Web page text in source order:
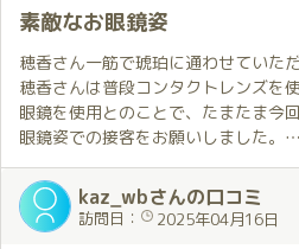
るとはまさにこのこと。
でも、反応が不審だったのか、ほの
かった？」と聞かれてしまう始末。
すいません😣ただ見惚れてただけで
その後お部屋に入って、抱擁・・・
前にも書きましたが、本当にこの瞬
再確認！
日々のモヤモヤした感じがスッと消
スですね🌴
素敵なお眼鏡姿
穂香さん一筋で琥珀に通わせていた
穂香さんは普段コンタクトレンズを
眼鏡を使用とのことで、たまたま今
眼鏡姿での接客をお願いしました。
お会いして部屋に入ってからコンタ
ちゃん柄の眼鏡をおかけいただきま
とってこれ以上はないぐらい素敵な
で通うことを心に誓ったのでした。
kaz_wbさんの口コミ
訪問日： 2025年04月16日